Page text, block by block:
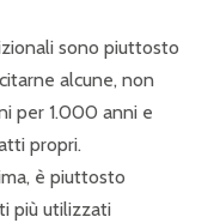
sono piuttosto
alcune, non
per 1.000 anni e
propri.
è piuttosto
più utilizzati